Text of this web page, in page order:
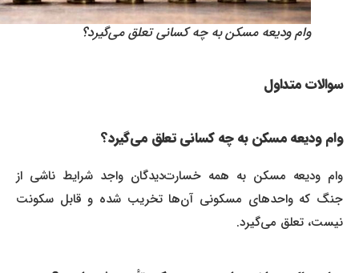
وام ودیعه مسکن به چه کسانی تعلق می‌گیرد؟
سوالات متداول
وام ودیعه مسکن به چه کسانی تعلق می‌گیرد؟
وام ودیعه مسکن به همه خسارت‌دیدگان واجد شرایط ناشی از
جنگ که واحدهای مسکونی آن‌ها تخریب شده و قابل سکونت
نیست، تعلق می‌گیرد.